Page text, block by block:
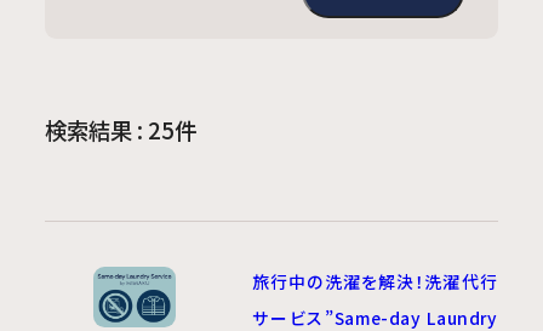
検索結果 : 25件
旅行中の洗濯を解決！洗濯代行
サービス”Same-day Laundry